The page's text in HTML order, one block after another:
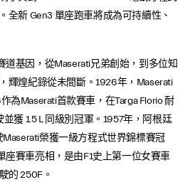
全新 Gen3 單座跑車將成為可持續性、
道基因，從Maserati兄弟創始，到多位知
輝煌紀錄從未間斷。1926年，Maserati
為Maserati首款賽車，在Targa Florio 耐
獲 1.5 L 同級別冠軍。1957年，阿根廷
Maserati榮獲一級方程式世界錦標賽冠
座賽車亮相，是由F1史上第一位女賽車
的 250F。